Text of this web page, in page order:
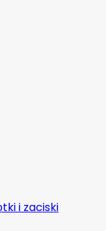
i zaciski